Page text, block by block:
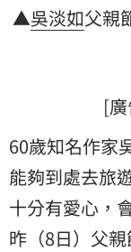
▲吳淡如父親
[
60歲知名作家
能夠到處去旅
十分有愛心，
昨（8日）父